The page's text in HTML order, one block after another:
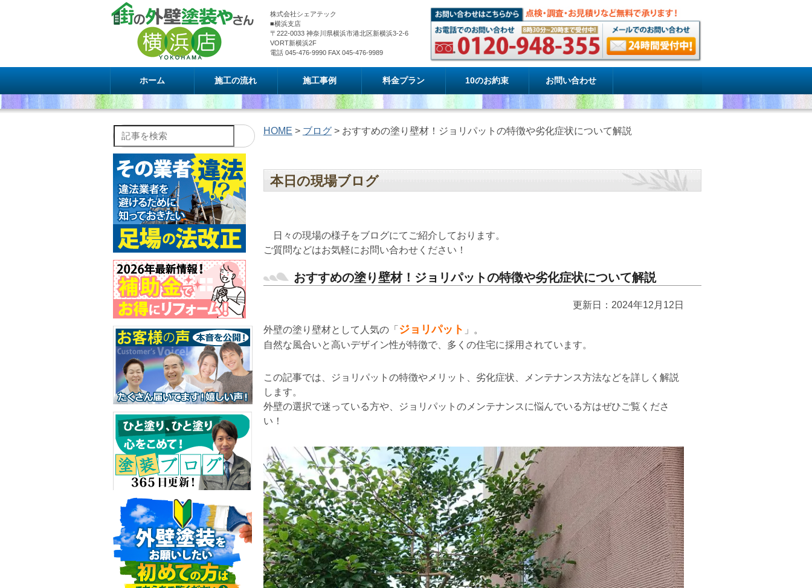
株式会社シェアテック
■横浜支店
〒222-0033 神奈川県横浜市港北区新横浜3-2-6
VORT新横浜2F
電話 045-476-9990 FAX 045-476-9989
ホーム 施工の流れ 施工事例 料金プラン 10のお約束 お問い合わせ
記事を検索 HOME > ブログ> おすすめの塗り壁材！ジョリパットの特徴や劣化症状について解説
本日の現場ブログ
日々の現場の様子をブログにてご紹介しております。
ご質問などはお気軽にお問い合わせください！
おすすめの塗り壁材！ジョリパットの特徴や劣化症状について解説
更新日：2024年12月12日
外壁の塗り壁材として人気の「 ジョリパット 」。
自然な風合いと高いデザイン性が特徴で、多くの住宅に採用されています。
この記事では、ジョリパットの特徴やメリット、劣化症状、メンテナンス方法などを詳しく解説
します。
外壁の選択で迷っている方や、ジョリパットのメンテナンスに悩んでいる方はぜひご覧くださ
い！